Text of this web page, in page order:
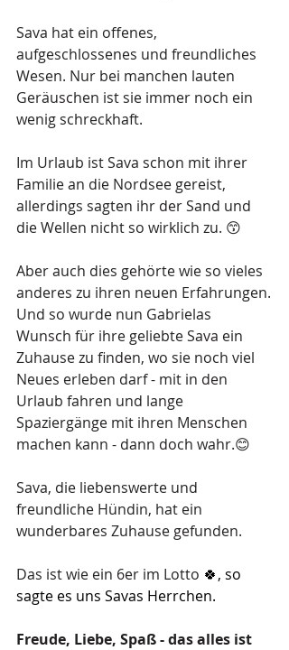
Sava hat ein offenes,
aufgeschlossenes und freundliches
Wesen. Nur bei manchen lauten
Geräuschen ist sie immer noch ein
wenig schreckhaft.
Im Urlaub ist Sava schon mit ihrer
Familie an die Nordsee gereist,
allerdings sagten ihr der Sand und
die Wellen nicht so wirklich zu. 😙
Aber auch dies gehörte wie so vieles
anderes zu ihren neuen Erfahrungen.
Und so wurde nun Gabrielas
Wunsch für ihre geliebte Sava ein
Zuhause zu finden, wo sie noch viel
Neues erleben darf - mit in den
Urlaub fahren und lange
Spaziergänge mit ihren Menschen
machen kann - dann doch wahr.😊
Sava, die liebenswerte und
freundliche Hündin, hat ein
wunderbares Zuhause gefunden.
Das ist wie ein 6er im Lotto 🍀, so
sagte es uns Savas Herrchen.
Freude, Liebe, Spaß - das alles ist